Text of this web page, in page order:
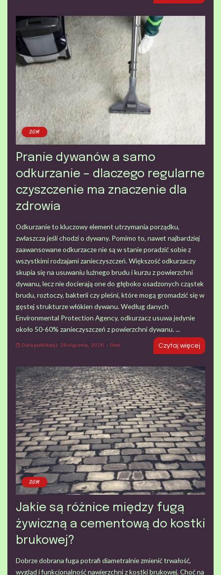
DOM
Pranie dywanów a samo
odkurzanie – dlaczego regularne
czyszczenie ma znaczenie dla
zdrowia
Odkurzanie to kluczowy element utrzymania porządku,
zwłaszcza jeśli chodzi o dywany. Pomimo to, nawet najbardziej
zaawansowane odkurzacze nie są w stanie poradzić sobie z
wszystkimi rodzajami zanieczyszczeń. Większość odkurzaczy
skupia się na usuwaniu luźnego brudu i kurzu z powierzchni
dywanu, lecz nie docierają one do głęboko osadzonych cząstek
brudu, roztoczy, bakterii czy pleśni, które mogą gromadzić się w
gęstej strukturze włókien dywanu. Według danych
Environmental Protection Agency, odkurzacz usuwa jedynie
około 50-60% zanieczyszczeń z powierzchni dywanu. ...
Data publikacji: 28 stycznia, 2026
Dom Czytaj więcej
DOM
Jakie są różnice między fugą
żywiczną a cementową do kostki
brukowej?
Dobrze dobrana fuga potrafi diametralnie zmienić trwałość,
wygląd i funkcjonalność nawierzchni z kostki brukowej. Choć na